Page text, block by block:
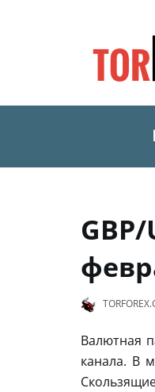
Валютная
канала. В